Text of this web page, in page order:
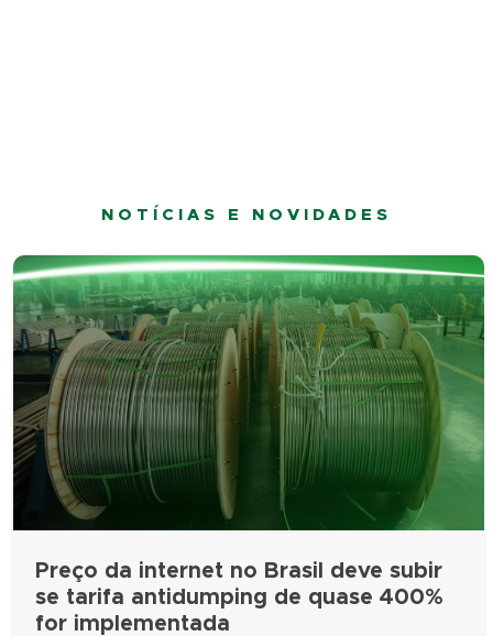
NOTÍCIAS E NOVIDADES
Preço da internet no Brasil deve subir
se tarifa antidumping de quase 400%
for implementada